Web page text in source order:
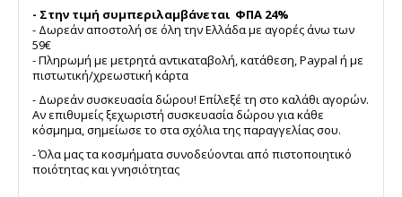
- Στην τιμή συμπεριλαμβάνεται ΦΠΑ 24%
- Δωρεάν αποστολή σε όλη την Ελλάδα με αγορές άνω των
59€
- Πληρωμή με μετρητά αντικαταβολή, κατάθεση, Paypal ή με
πιστωτική/χρεωστική κάρτα
- Δωρεάν συσκευασία δώρου! Επίλεξέ τη στο καλάθι αγορών.
Αν επιθυμείς ξεχωριστή συσκευασία δώρου για κάθε
κόσμημα, σημείωσε το στα σχόλια της παραγγελίας σου.
- Όλα μας τα κοσμήματα συνοδεύονται από πιστοποιητικό
ποιότητας και γνησιότητας